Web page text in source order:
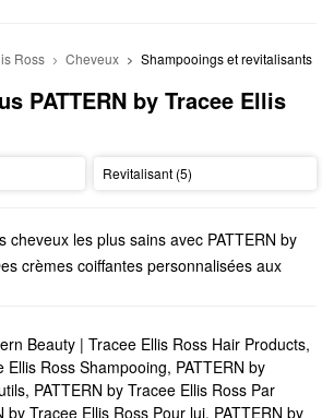
Ross Cheveux Shampooings et revitalisants
PATTERN by Tracee Ellis
Revitalisant (5)
cheveux les plus sains avec PATTERN by
crèmes coiffantes personnalisées aux
offre des produits PATTERN by Tracee
nombreux produits pour lescheveux
Beauty | Tracee Ellis Ross Hair Products,
Ellis Ross Shampooing, PATTERN by
, PATTERN by Tracee Ellis Ross Par
by Tracee Ellis Ross Pour lui, PATTERN by